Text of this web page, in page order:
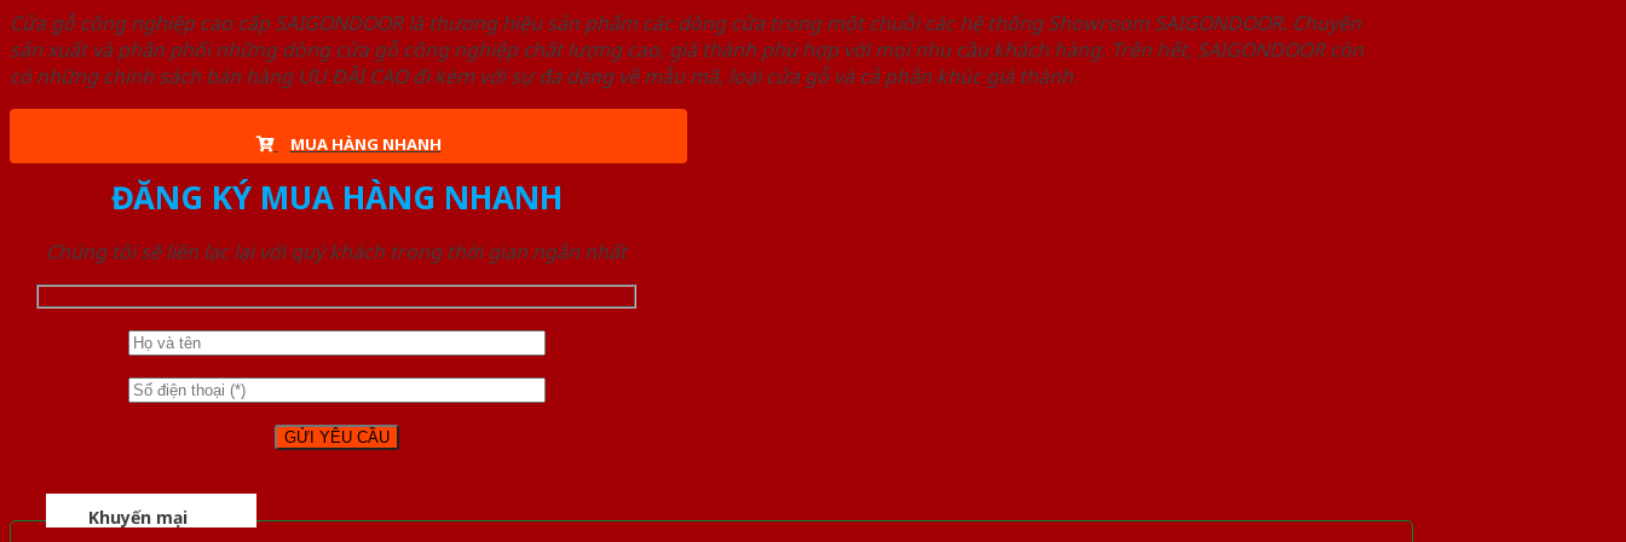
Cửa gỗ công nghiệp cao cấp SAIGONDOOR là thương hiệu sản phẩm các dòng cửa trong một chuỗi các hệ thống Showroom SAIGONDOOR. Chuyên
sản xuất và phân phối những dòng cửa gỗ công nghiệp chất lượng cao, giá thành phù hợp với mọi nhu cầu khách hàng. Trên hết, SAIGONDOOR còn
có những chính sách bán hàng ƯU ĐÃI CAO đi kèm với sự đa dạng về mẫu mã, loại cửa gỗ và cả phân khúc giá thành.
MUA HÀNG NHANH
ĐĂNG KÝ MUA HÀNG NHANH
Chúng tôi sẽ liên lạc lại với quý khách trong thời gian ngắn nhất
Khuyến mại